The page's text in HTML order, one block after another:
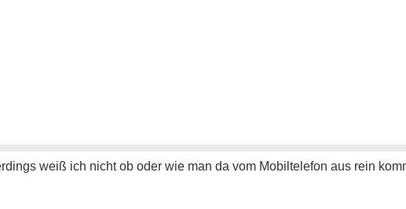
weiß ich nicht ob oder wie man da vom Mobiltelefon aus rein